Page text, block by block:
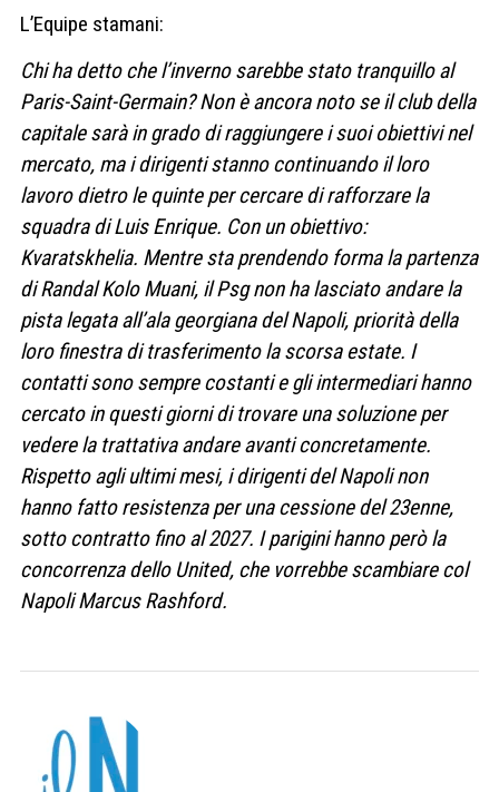
L’Equipe stamani:
Chi ha detto che l’inverno sarebbe stato tranquillo al
Paris-Saint-Germain? Non è ancora noto se il club della
capitale sarà in grado di raggiungere i suoi obiettivi nel
mercato, ma i dirigenti stanno continuando il loro
lavoro dietro le quinte per cercare di rafforzare la
squadra di Luis Enrique. Con un obiettivo:
Kvaratskhelia. Mentre sta prendendo forma la partenza
di Randal Kolo Muani, il Psg non ha lasciato andare la
pista legata all’ala georgiana del Napoli, priorità della
loro finestra di trasferimento la scorsa estate. I
contatti sono sempre costanti e gli intermediari hanno
cercato in questi giorni di trovare una soluzione per
vedere la trattativa andare avanti concretamente.
Rispetto agli ultimi mesi, i dirigenti del Napoli non
hanno fatto resistenza per una cessione del 23enne,
sotto contratto fino al 2027. I parigini hanno però la
concorrenza dello United, che vorrebbe scambiare col
Napoli Marcus Rashford.